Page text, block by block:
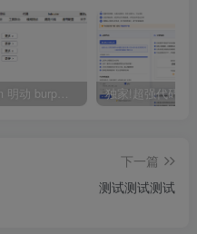
mingdon 明动 burp插件0.2.6版本 本地时间校验去除版
下一篇
测试测试测试